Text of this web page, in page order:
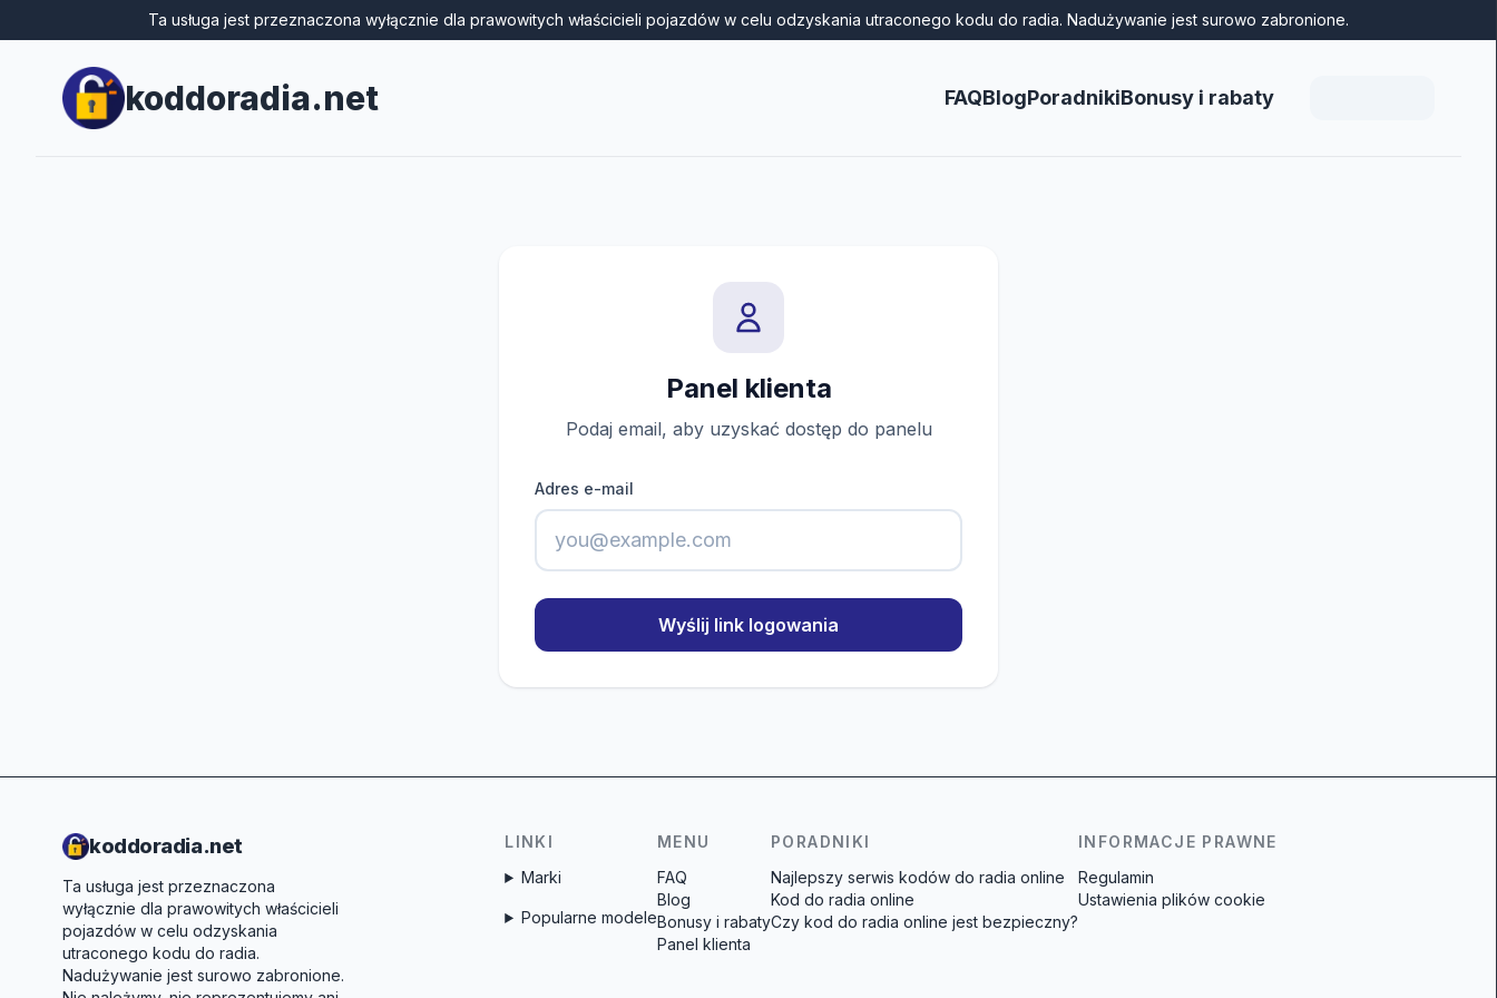
Ta usługa jest przeznaczona wyłącznie dla prawowitych właścicieli pojazdów w celu odzyskania utraconego kodu do radia. Nadużywanie jest surowo zabronione.
koddoradia.net FAQBlogPoradnikiBonusy i rabaty
Panel klienta
Podaj email, aby uzyskać dostęp do panelu
Adres e-mail
Wyślij link logowania
koddoradia.net
Ta usługa jest przeznaczona
wyłącznie dla prawowitych właścicieli
pojazdów w celu odzyskania
utraconego kodu do radia.
Nadużywanie jest surowo zabronione.
LINKI
Marki
Popularne modele
MENU
FAQ
Blog
Bonusy i rabaty
Panel klienta
PORADNIKI
Najlepszy serwis kodów do radia online
Kod do radia online
Czy kod do radia online jest bezpieczny?
INFORMACJE PRAWNE
Regulamin
Ustawienia plików cookie